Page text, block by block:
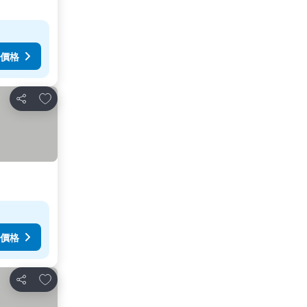
格
分享
加入我的最愛
格
分享
加入我的最愛